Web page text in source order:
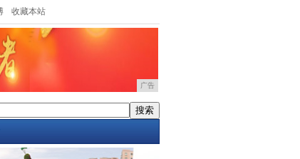
收藏本站
广告
7获年度产品·久愿全球企业家创业峰会，向丽荣获全球优秀企业家